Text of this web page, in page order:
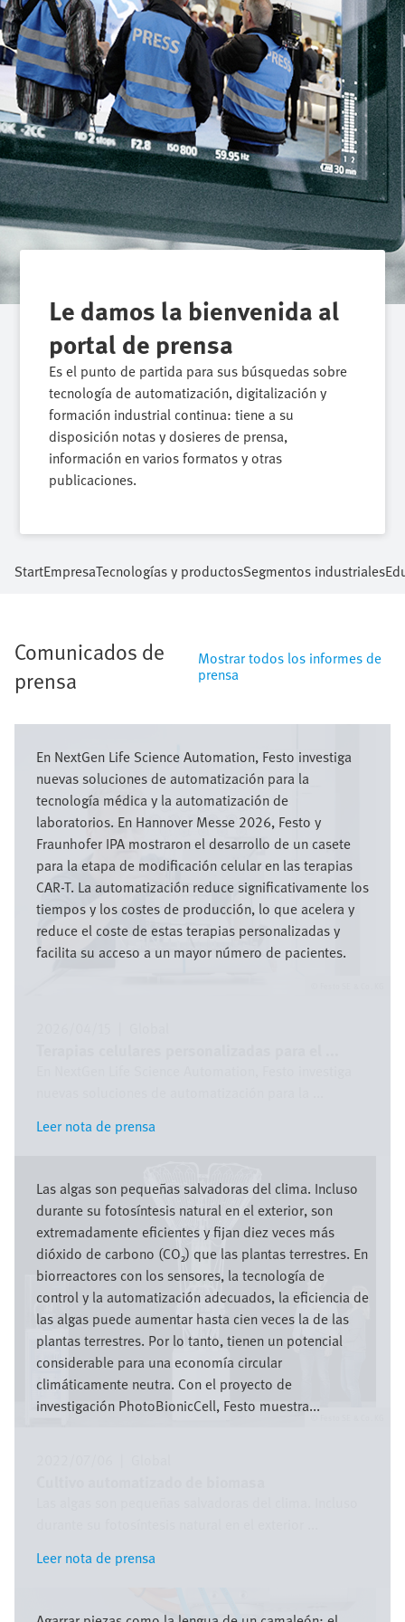
Le damos la bienvenida al
portal de prensa
Es el punto de partida para sus búsquedas sobre
tecnología de automatización, digitalización y
formación industrial continua: tiene a su
disposición notas y dosieres de prensa,
información en varios formatos y otras
publicaciones.
StartEmpresaTecnologías y productosSegmentos industriales
Comunicados de
prensa
Mostrar todos los informes de
prensa
En NextGen Life Science Automation, Festo investiga
nuevas soluciones de automatización para la
tecnología médica y la automatización de
laboratorios. En Hannover Messe 2026, Festo y
Fraunhofer IPA mostraron el desarrollo de un casete
para la etapa de modificación celular en las terapias
CAR‑T. La automatización reduce significativamente los
tiempos y los costes de producción, lo que acelera y
reduce el coste de estas terapias personalizadas y
facilita su acceso a un mayor número de pacientes.
Leer nota de prensa
Leer nota de prensa
Las algas son pequeñas salvadoras del clima. Incluso
durante su fotosíntesis natural en el exterior, son
extremadamente eficientes y fijan diez veces más
dióxido de carbono (CO₂) que las plantas terrestres. En
biorreactores con los sensores, la tecnología de
control y la automatización adecuados, la eficiencia de
las algas puede aumentar hasta cien veces la de las
plantas terrestres. Por lo tanto, tienen un potencial
considerable para una economía circular
climáticamente neutra. Con el proyecto de
investigación PhotoBionicCell, Festo muestra...
Leer nota de prensa
Leer nota de prensa